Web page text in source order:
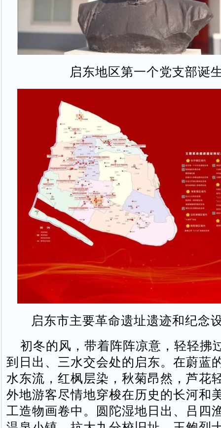
启东地区第一个党支部诞
启东市主要革命遗址遗迹和纪念
初冬的风，带着阵阵凉意，轻轻拂
到日出、三水交会处的启东。在蔚蓝
水东流，红枫层染，秋菊昂然，芦花
外地游客尽情地穿梭在历史的长河和
工造物画卷中。圆陀湿地日出、吕四